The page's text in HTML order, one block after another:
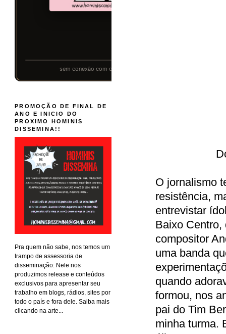
O jornalismo
resistência,
entrevistar
Baixo Centro,
compositor
uma banda
quando
formou, nos
pai do Tim
minha turma.
PROMOÇÃO DE FINAL DE
ANO E INICIO DO
PROXIMO HOMINIS
DISSEMINA!!
Pra quem não sabe, nos temos um
trampo de assessoria de
disseminação: Nele nos
produzimos release e conteúdos
exclusivos para apresentar seu
trabalho em blogs, rádios, sites por
todo o país e fora dele. Saiba mais
clicando na arte...